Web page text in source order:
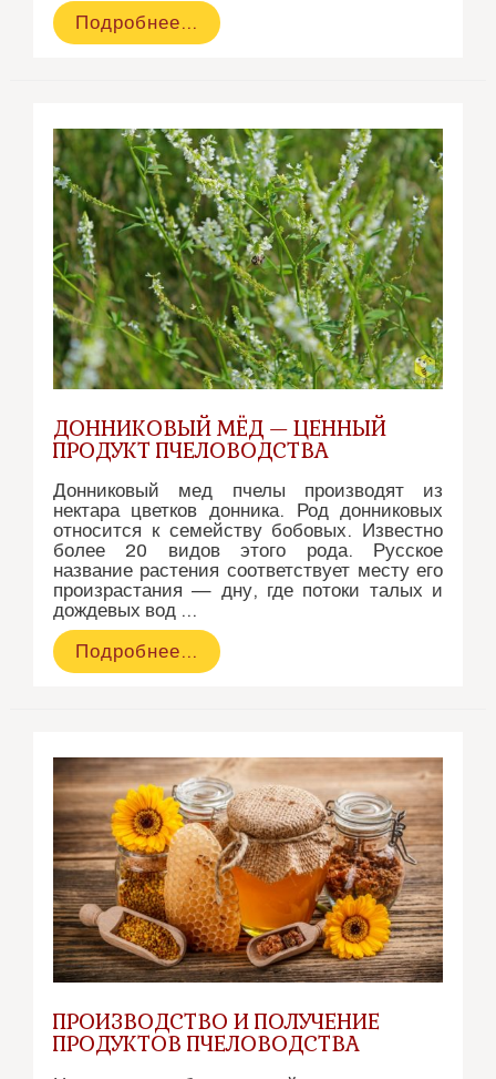
Крем-
мёд
мёда.
Исследование
НИИ.
Подробнее…
ДОННИКОВЫЙ МЁД — ЦЕННЫЙ
ПРОДУКТ ПЧЕЛОВОДСТВА
Донниковый мед пчелы производят из
нектара цветков донника. Род донниковых
относится к семейству бобовых. Известно
более 20 видов этого рода. Русское
название растения соответствует месту его
произрастания — дну, где потоки талых и
дождевых вод …
Донниковый
мёд
Подробнее…
ПРОИЗВОДСТВО И ПОЛУЧЕНИЕ
ПРОДУКТОВ ПЧЕЛОВОДСТВА